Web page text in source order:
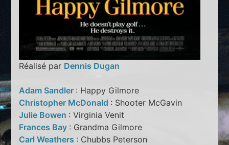
Réalisé par Dennis Dugan
Adam Sandler : Happy Gilmore
Christopher McDonald : Shooter McGavin
Julie Bowen : Virginia Venit
Frances Bay : Grandma Gilmore
Carl Weathers : Chubbs Peterson